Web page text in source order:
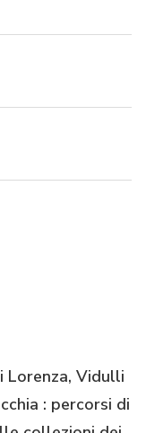
Lorenza, Vidulli
: percorsi di